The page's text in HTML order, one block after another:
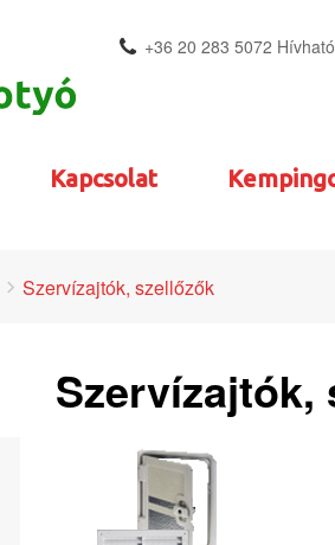
+36 20 283 5072
Kapcsolat
Szervízajtók, szellőzők
Szervízajtók,